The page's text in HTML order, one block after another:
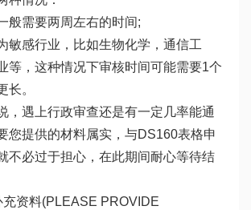
般需要两周左右的时间;
敏感行业，比如生物化学，通信工
等，这种情况下审核时间可能需要1个
长。
，遇上行政审查还是有一定几率能通
您提供的材料属实，与DS160表格申
不必过于担心，在此期间耐心等待结
资料(PLEASE PROVIDE